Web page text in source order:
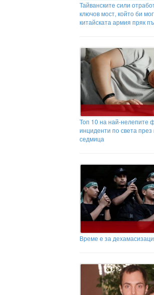
Тайванските сили
ключов мост, който би
китайската армия пряк
Топ 10 на най-нелепите
инциденти по света през
седмица
Време е за